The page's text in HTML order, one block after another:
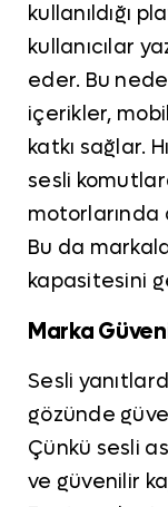
kullanıldığı
kullanıcılar
eder. Bu
içerikler,
katkı sağlar.
sesli
motorlarında
Bu da
kapasitesini
Marka
Sesli
gözünde
Çünkü sesli
ve güvenilir